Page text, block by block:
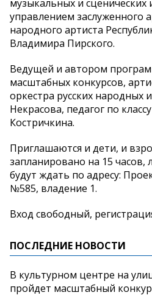
музыкальных и сценических
управлением заслуженного
народного артиста
Владимира Пирского.
Ведущей и автором
масштабных конкурсов,
оркестра русских народных
Некрасова, педагог по
Костричкина.
Приглашаются и дети, и
запланировано на 15 часов,
будут ждать по адресу:
№585, владение 1.
Вход свободный,
ПОСЛЕДНИЕ НОВОСТИ
В культурном центре на
пройдет масштабный